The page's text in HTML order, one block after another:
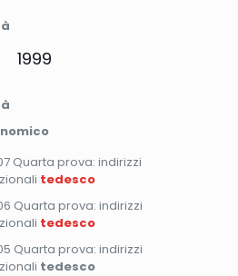
1999
Quarta prova: indirizzi
tedesco
Quarta prova: indirizzi
tedesco
Quarta prova: indirizzi
tedesco